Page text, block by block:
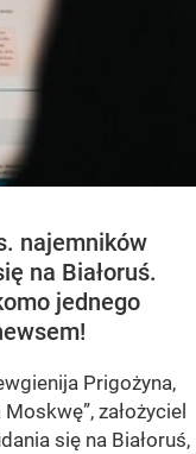
najemników
na Białoruś.
jednego
Prigożyna,
założyciel
się na Białoruś,